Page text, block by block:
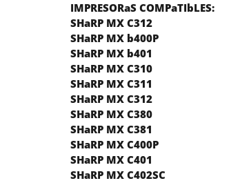
IMPRESORaS COMPaTIbLES:
SHaRP MX C312
SHaRP MX b400P
SHaRP MX b401
SHaRP MX C310
SHaRP MX C311
SHaRP MX C312
SHaRP MX C380
SHaRP MX C381
SHaRP MX C400P
SHaRP MX C401
SHaRP MX C402SC